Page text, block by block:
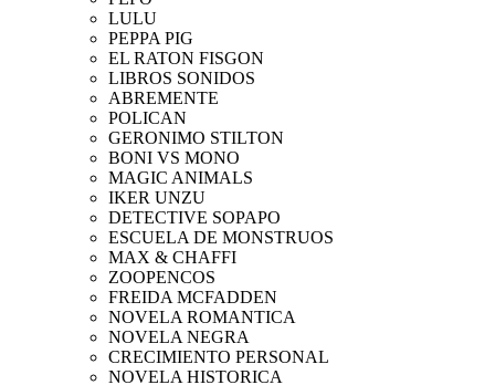
LULU
PEPPA PIG
EL RATON FISGON
LIBROS SONIDOS
ABREMENTE
POLICAN
GERONIMO STILTON
BONI VS MONO
MAGIC ANIMALS
IKER UNZU
DETECTIVE SOPAPO
ESCUELA DE MONSTRUOS
MAX & CHAFFI
ZOOPENCOS
FREIDA MCFADDEN
NOVELA ROMANTICA
NOVELA NEGRA
CRECIMIENTO PERSONAL
NOVELA HISTORICA